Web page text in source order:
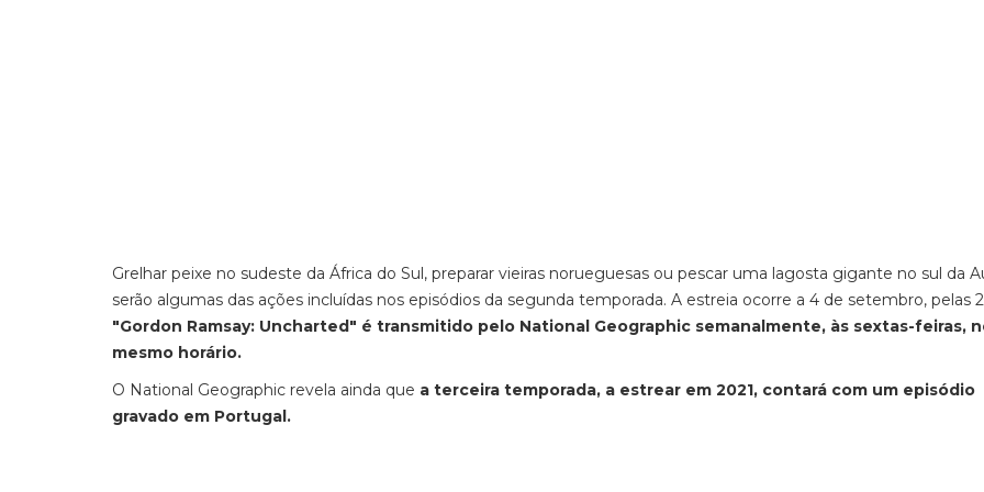
Grelhar peixe no sudeste da África do Sul, preparar vieiras norueguesas ou pescar uma lagosta gigante no sul da
serão algumas das ações incluídas nos episódios da segunda temporada. A estreia ocorre a 4 de setembro, pelas
"Gordon Ramsay: Uncharted" é transmitido pelo National Geographic semanalmente, às sextas-feiras,
mesmo horário.
O National Geographic revela ainda que a terceira temporada, a estrear em 2021, contará com um episódio
gravado em Portugal.